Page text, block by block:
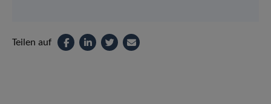
Teilen auf